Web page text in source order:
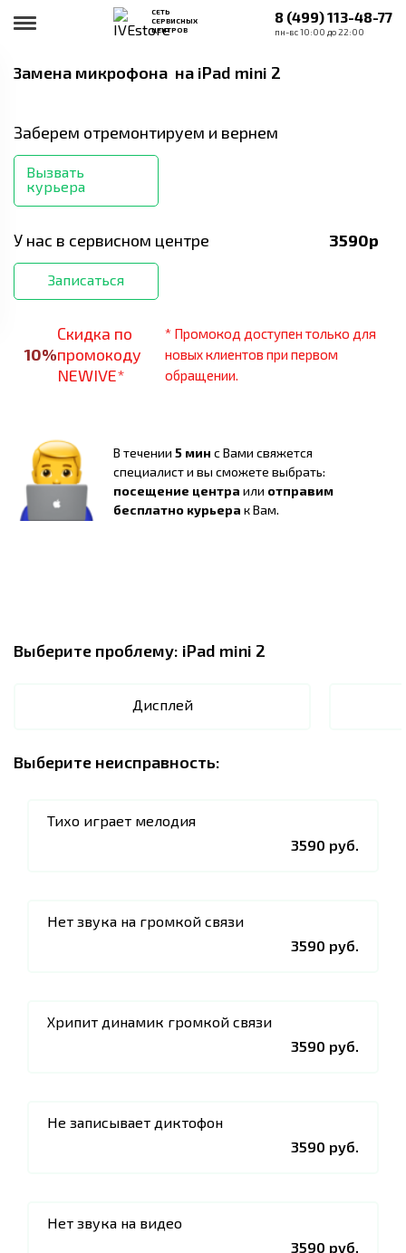
СЕТЬ
СЕРВИСНЫХ
ЦЕНТРОВ
8 (499) 113-48-77
пн-вс 10:00 до 22:00
Замена микрофона на iPad mini 2
Заберем отремонтируем и вернем
Вызвать
курьера
У нас в сервисном центре 3590р
Записаться
10%
Скидка по
промокоду
NEWIVE*
* Промокод доступен только для
новых клиентов при первом
обращении.
В течении 5 мин с Вами свяжется
специалист и вы сможете выбрать:
посещение центра или отправим
бесплатно курьера к Вам.
Выберите проблему: iPad mini 2
Дисплей
Выберите неисправность:
Тихо играет мелодия
3590 руб.
Нет звука на громкой связи
3590 руб.
Хрипит динамик громкой связи
3590 руб.
Не записывает диктофон
3590 руб.
Нет звука на видео
3590 руб.